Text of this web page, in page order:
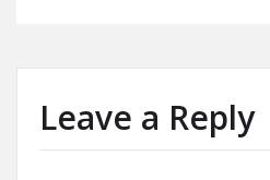
Leave a Reply